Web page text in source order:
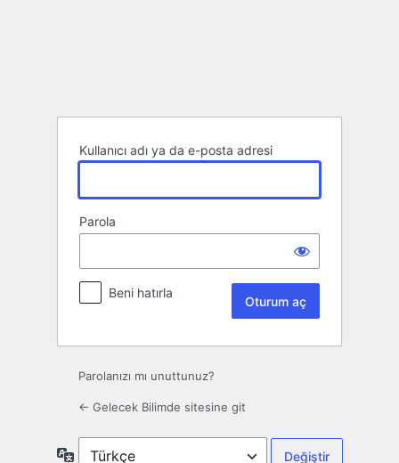
Kullanıcı adı ya da e-posta adresi
Parola
Beni hatırla
Parolanızı mı unuttunuz?
← Gelecek Bilimde sitesine git
Dil